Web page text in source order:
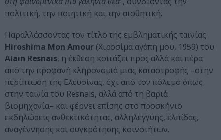
πολιτική, την ποιητική και την αισθητική.
Παραλλάσσοντας τον τίτλο της εμβληματικής ταινίας
Hiroshima Mon Amour (Χιροσίμα αγάπη μου, 1959) του
Alain Resnais, η έκθεση κοιτάζει προς αλλά και πέρα
από την προφανή κληρονομιά μιας καταστροφής –στην
περίπτωση της Ελευσίνας, όχι από τον πόλεμο όπως
στην ταινία του Resnais, αλλά από τη βαριά
βιομηχανία– και φέρνει επίσης στο προσκήνιο
εκδηλώσεις ανθεκτικότητας, αλληλεγγύης, ελπίδας,
αναγέννησης και συγκρότησης κοινοτήτων.